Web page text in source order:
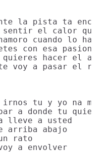
la pista ta
el calor que
cuando lo
con esa pasion
quieres hacer el
voy a pasar el
irnos tu y yo na mas
a donde tu quieras
lleve a usted
arriba abajo
rato
a envolver